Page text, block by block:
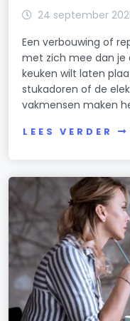
24 september
Een verbouwing of
met zich mee dan je
keuken wilt laten
stukadoren of de
vakmensen maken
LEES VERDER